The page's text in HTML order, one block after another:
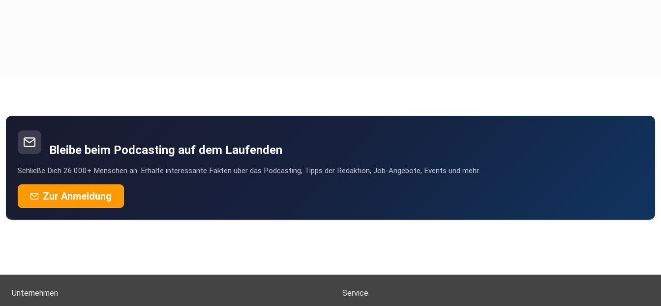
Bleibe beim Podcasting auf dem Laufenden
Schließe Dich 26.000+ Menschen an. Erhalte interessante Fakten über das Podcasting, Tipps der Redaktion, Job-Angebote, Events und mehr.
Zur Anmeldung
Unternehmen Service